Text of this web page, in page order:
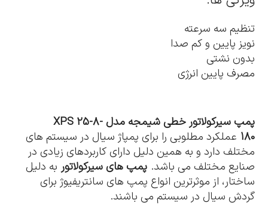
تنظیم سه سرعته
نویز پایین و کم صدا
بدون نشتی
مصرف پایین انرژی
پمپ سیرکولاتور خطی شیمجه مدل XPS 25-8-
180 عملکرد مطلوبی را برای پمپاژ سیال در سیستم های
مختلف دارد و به همین دلیل دارای کاربردهای زیادی در
صنایع مختلف می باشد. پمپ های سیرکولاتور به دلیل
ساختار، از موثرترین انواع پمپ های سانتریفیوژ برای
گردش سیال در سیستم می باشند.